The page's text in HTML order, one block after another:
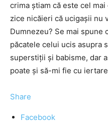
crima știam că este cel
zice nicăieri că ucigașii nu
Dumnezeu? Se mai spune
păcatele celui ucis asupra
superstiții și babisme, dar
poate și să-mi fie cu
Share
Facebook